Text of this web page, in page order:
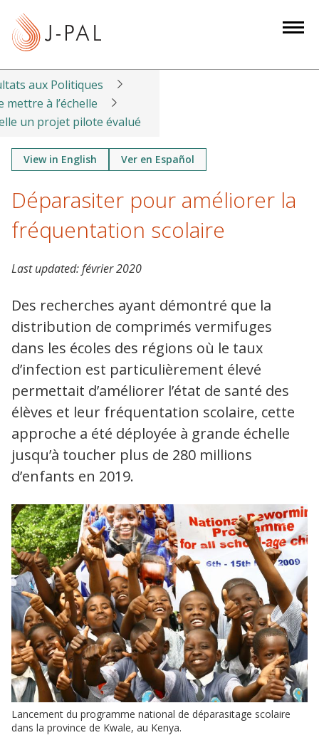
t
o
m
aux Politiques
à l’échelle
un projet pilote évalué
View in English Ver en Español
Déparasiter pour améliorer la
fréquentation scolaire
Last updated:février 2020
Des recherches ayant démontré que la
distribution de comprimés vermifuges
dans les écoles des régions où le taux
d’infection est particulièrement élevé
permettait d’améliorer l’état de santé des
élèves et leur fréquentation scolaire, cette
approche a été déployée à grande échelle
jusqu’à toucher plus de 280 millions
d’enfants en 2019.
Lancement du programme national de déparasitage scolaire
dans la province de Kwale, au Kenya.